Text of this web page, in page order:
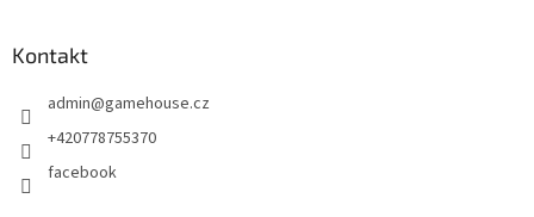
Kontakt
admin@gamehouse.cz
+420778755370
facebook